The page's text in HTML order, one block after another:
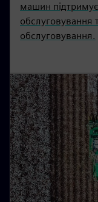
машин
обслуговування
обслуговування.